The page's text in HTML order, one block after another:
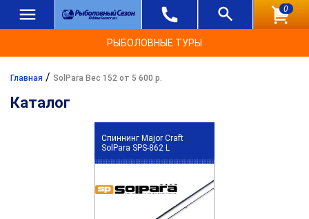
0
РЫБОЛОВНЫЕ ТУРЫ
Главная / SolPara Вес 152 от 5 600 р.
Каталог
Спиннинг Major Craft
SolPara SPS-862 L